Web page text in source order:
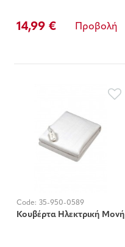
14,99 € Προβολή
Code: 35-950-0589
Κουβέρτα Ηλεκτρική Μονή